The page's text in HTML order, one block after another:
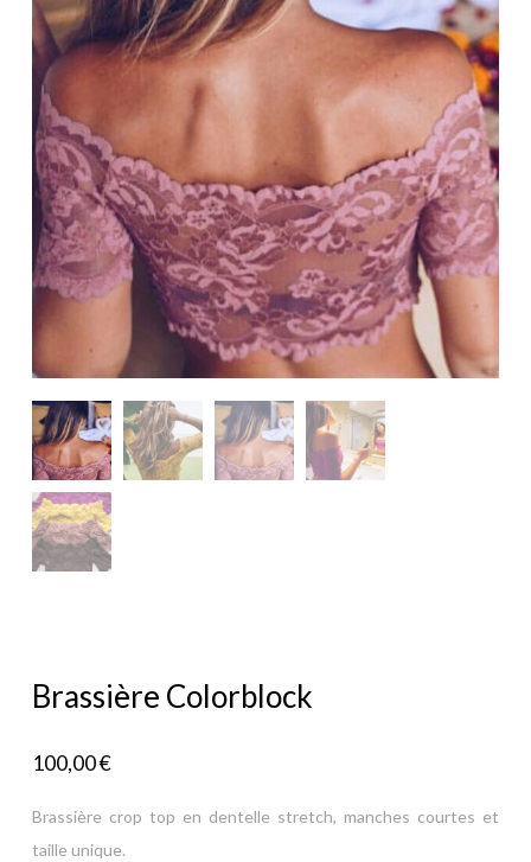
Brassière Colorblock
100,00€
Brassière crop top en dentelle stretch, manches courtes et
taille unique.